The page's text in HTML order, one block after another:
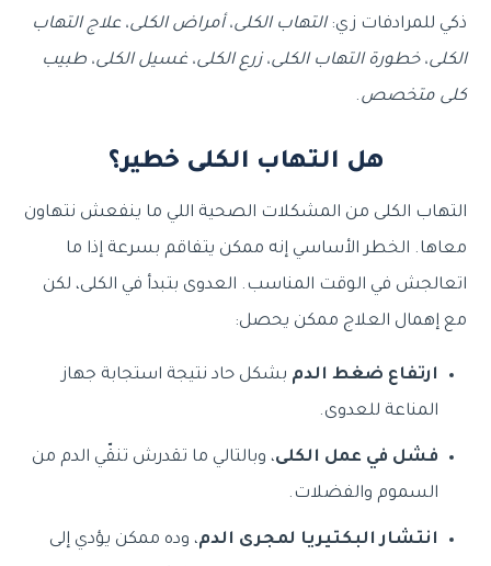
ذكي للمرادفات زي:التهاب الكلى، أمراض الكلى، علاج التهاب
الكلى، خطورة التهاب الكلى، زرع الكلى، غسيل الكلى، طبيب
كلى متخصص.
هل التهاب الكلى خطير؟
التهاب الكلى من المشكلات الصحية اللي ما ينفعش نتهاون
معاها. الخطر الأساسي إنه ممكن يتفاقم بسرعة إذا ما
اتعالجش في الوقت المناسب. العدوى بتبدأ في الكلى، لكن
مع إهمال العلاج ممكن يحصل:
ارتفاع ضغط الدم بشكل حاد نتيجة استجابة جهاز
المناعة للعدوى.
فشل في عمل الكلى، وبالتالي ما تقدرش تنقّي الدم من
السموم والفضلات.
انتشار البكتيريا لمجرى الدم، وده ممكن يؤدي إلى